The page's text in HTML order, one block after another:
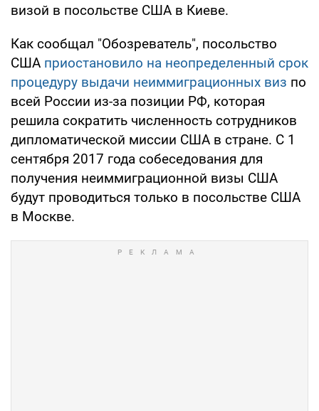
визой в посольстве США в Киеве.
Как сообщал "Обозреватель", посольство
США приостановило на неопределенный срок
процедуру выдачи неиммиграционных виз по
всей России из-за позиции РФ, которая
решила сократить численность сотрудников
дипломатической миссии США в стране. С 1
сентября 2017 года собеседования для
получения неиммиграционной визы США
будут проводиться только в посольстве США
в Москве.